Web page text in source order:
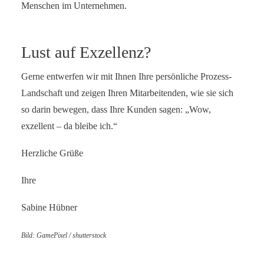
Menschen im Unternehmen.
Lust auf Exzellenz?
Gerne entwerfen wir mit Ihnen Ihre persönliche Prozess-
Landschaft und zeigen Ihren Mitarbeitenden, wie sie sich
so darin bewegen, dass Ihre Kunden sagen: „Wow,
exzellent – da bleibe ich.“
Herzliche Grüße
Ihre
Sabine Hübner
Bild: GamePixel / shutterstock